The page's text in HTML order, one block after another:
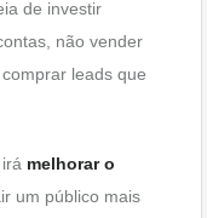
de investir
não vender
leads que
melhorar o
um público mais